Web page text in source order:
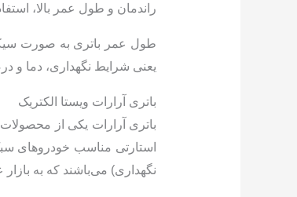
راندمان و طول عمر بالا،
طول عمر باتری به صورت
یعنی شرایط نگهداری، دما و
باتری آرارات ویستا الکتریک
باتری آرارات یکی از
نگهداری) می‌باشند که به